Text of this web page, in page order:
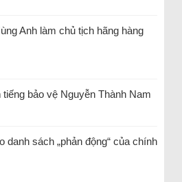
Anh làm chủ tịch hãng hàng
tiếng bảo vệ Nguyễn Thành Nam
danh sách „phản động“ của chính